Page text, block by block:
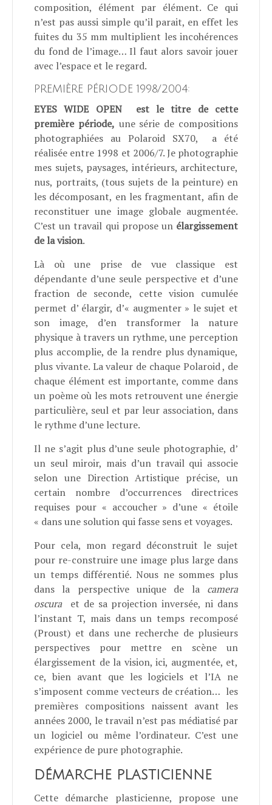
composition, élément par élément. Ce qui
n’est pas aussi simple qu’il parait, en effet les
fuites du 35 mm multiplient les incohérences
du fond de l’image… Il faut alors savoir jouer
avec l’espace et le regard.
PREMIÈRE PÉRIODE 1998/2004:
EYES WIDE OPEN
est le titre de cette
première période, une série de compositions
photographiées au Polaroid SX70, a été
réalisée entre 1998 et 2006/7. Je photographie
mes sujets, paysages, intérieurs, architecture,
nus, portraits, (tous sujets de la peinture) en
les décomposant, en les fragmentant, afin de
reconstituer une image globale augmentée.
C’est un travail qui propose un élargissement
de la vision.
Là où une prise de vue classique est
dépendante d’une seule perspective et d’une
fraction de seconde, cette vision cumulée
permet d’ élargir, d’« augmenter » le sujet et
son image, d’en transformer la nature
physique à travers un rythme, une perception
plus accomplie, de la rendre plus dynamique,
plus vivante. La valeur de chaque Polaroid , de
chaque élément est importante, comme dans
un poème où les mots retrouvent une énergie
particulière, seul et par leur association, dans
le rythme d’une lecture.
Il ne s’agit plus d’une seule photographie, d’
un seul miroir, mais d’un travail qui associe
selon une Direction Artistique précise, un
certain nombre d’occurrences directrices
requises pour « accoucher » d’une « étoile
« dans une solution qui fasse sens et voyages.
Pour cela, mon regard déconstruit le sujet
pour re-construire une image plus large dans
un temps différentié. Nous ne sommes plus
dans la perspective unique de la camera
oscura
et de sa projection inversée, ni dans
l’instant T, mais dans un temps recomposé
(Proust) et dans une recherche de plusieurs
perspectives pour mettre en scène un
élargissement de la vision, ici, augmentée, et,
ce, bien avant que les logiciels et l’IA ne
s’imposent comme vecteurs de création… les
premières compositions naissent avant les
années 2000, le travail n’est pas médiatisé par
un logiciel ou même l’ordinateur. C’est une
expérience de pure photographie.
DÉMARCHE PLASTICIENNE
Cette démarche plasticienne, propose une